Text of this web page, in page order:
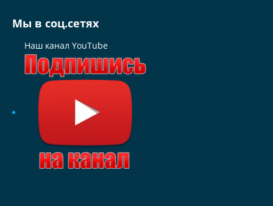
Мы в соц.сетях
Наш канал YouTube